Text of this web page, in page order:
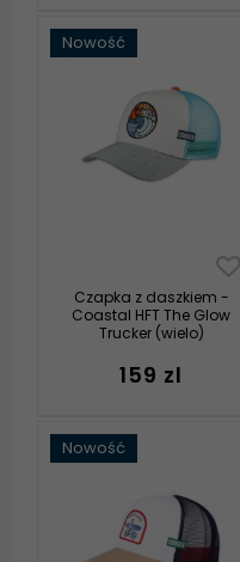
Nowość
Czapka z daszkiem -
Coastal HFT The Glow
Trucker (wielo)
159 zl
Nowość